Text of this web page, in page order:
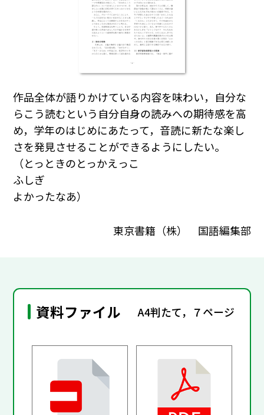
作品全体が語りかけている内容を味わい，自分な
らこう読むという自分自身の読みへの期待感を高
め，学年のはじめにあたって，音読に新たな楽し
さを発見させることができるようにしたい。
（とっときのとっかえっこ
ふしぎ
よかったなあ）
東京書籍（株） 国語編集部
資料ファイル A4判たて，７ページ